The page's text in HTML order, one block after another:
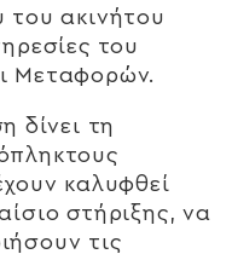
του ακινήτου
του
Μεταφορών.
δίνει τη
καλυφθεί
στήριξης, να
τις